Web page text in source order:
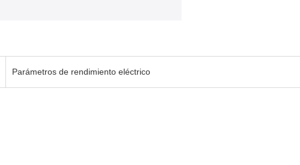
Parámetros de rendimiento eléctrico